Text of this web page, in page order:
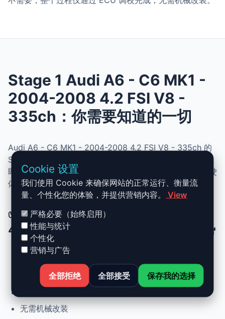
Stage 1 Audi A6 - C6 MK1 -
2004-2008 4.2 FSI V8 -
335ch：你需要知道的一切
Audi A6 - C6 MK1 - 2004-2008 4.2 FSI V8 - 335ch 的
Stage 1 升级结合了性能、安全与简便性。无需机械改动，
即可提升动力、扭矩并优化油耗。非常适合追求更灵敏驾驶
体验且希望保持原厂可靠性的车主。
✅ Audi A6 - C6 MK1 - 2004-2008
4.2 FSI V8 - 335ch Stage 1 升级优势
正常驾驶下优化油耗
无需机械改装
Cookie 设置
我们使用 Cookie 来确保网站的正常运行、衡量流
量、个性化您的体验，并提供营销内容。
View
严格必要（始终启用）
性能与统计
个性化
营销与广告
全部拒绝 全部接受 保存我的选择